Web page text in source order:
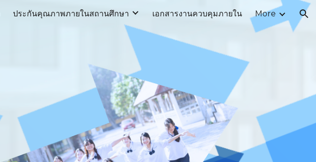
Skip to navigation
ประกันคุณภาพภายในสถานศึกษา เอกสารงานควบคุมภายใน More